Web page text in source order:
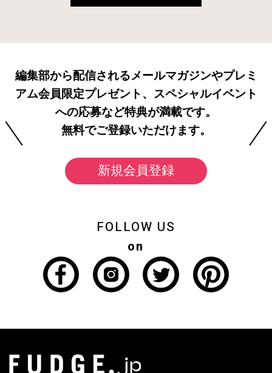
編集部から配信されるメールマガジンやプレミ
アム会員限定プレゼント、スペシャルイベント
への応募など特典が満載です。
無料でご登録いただけます。
新規会員登録
FOLLOW US
on